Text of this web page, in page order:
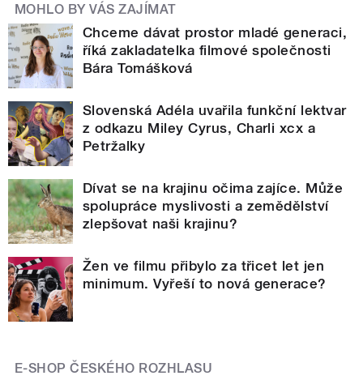
MOHLO BY VÁS ZAJÍMAT
Chceme dávat prostor mladé generaci,
říká zakladatelka filmové společnosti
Bára Tomášková
Slovenská Adéla uvařila funkční lektvar
z odkazu Miley Cyrus, Charli xcx a
Petržalky
Dívat se na krajinu očima zajíce. Může
spolupráce myslivosti a zemědělství
zlepšovat naši krajinu?
Žen ve filmu přibylo za třicet let jen
minimum. Vyřeší to nová generace?
E-SHOP ČESKÉHO ROZHLASU